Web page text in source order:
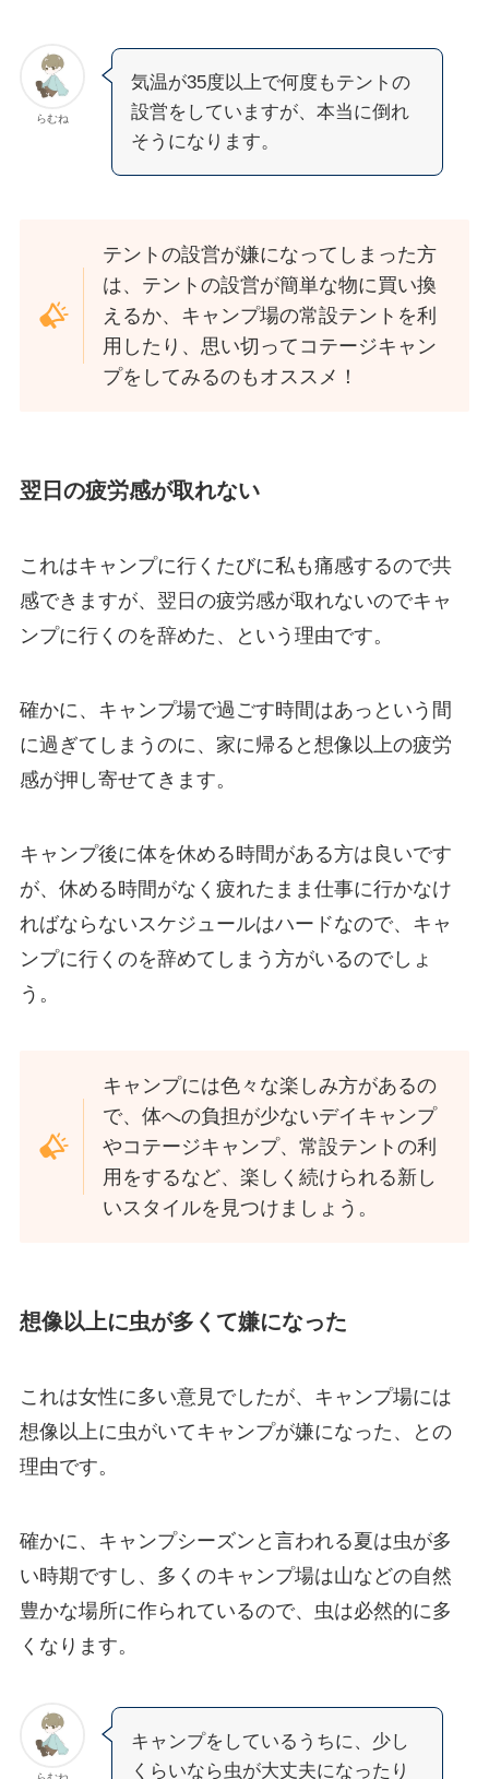
らむね
気温が35度以上で何度もテントの
設営をしていますが、本当に倒れ
そうになります。
テントの設営が嫌になってしまった方
は、テントの設営が簡単な物に買い換
えるか、キャンプ場の常設テントを利
用したり、思い切ってコテージキャン
プをしてみるのもオススメ！
翌日の疲労感が取れない
これはキャンプに行くたびに私も痛感するので共
感できますが、翌日の疲労感が取れないのでキャ
ンプに行くのを辞めた、という理由です。
確かに、キャンプ場で過ごす時間はあっという間
に過ぎてしまうのに、家に帰ると想像以上の疲労
感が押し寄せてきます。
キャンプ後に体を休める時間がある方は良いです
が、休める時間がなく疲れたまま仕事に行かなけ
ればならないスケジュールはハードなので、キャ
ンプに行くのを辞めてしまう方がいるのでしょ
う。
キャンプには色々な楽しみ方があるの
で、体への負担が少ないデイキャンプ
やコテージキャンプ、常設テントの利
用をするなど、楽しく続けられる新し
いスタイルを見つけましょう。
想像以上に虫が多くて嫌になった
これは女性に多い意見でしたが、キャンプ場には
想像以上に虫がいてキャンプが嫌になった、との
理由です。
確かに、キャンプシーズンと言われる夏は虫が多
い時期ですし、多くのキャンプ場は山などの自然
豊かな場所に作られているので、虫は必然的に多
くなります。
キャンプをしているうちに、少し
くらいなら虫が大丈夫になったり